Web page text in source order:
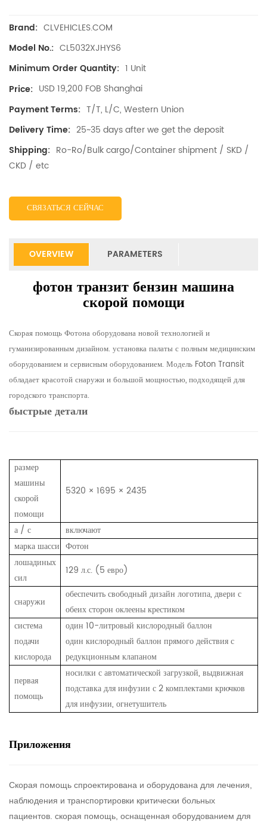
Brand: CLVEHICLES.COM
Model No.: CL5032XJHYS6
Minimum Order Quantity: 1 Unit
Price: USD 19,200 FOB Shanghai
Payment Terms: T/T, L/C, Western Union
Delivery Time: 25~35 days after we get the deposit
Shipping: Ro-Ro/Bulk cargo/Container shipment / SKD /
CKD / etc
СВЯЗАТЬСЯ СЕЙЧАС
OVERVIEW PARAMETERS
фотон транзит бензин машина
скорой помощи
Скорая помощь Фотона оборудована новой технологией и
гуманизированным дизайном. установка палаты с полным медицинским
оборудованием и сервисным оборудованием. Модель Foton Transit
обладает красотой снаружи и большой мощностью, подходящей для
городского транспорта.
быстрые детали
размер
машины
скорой
помощи
5320 × 1695 × 2435
а / с
включают
марка шасси Фотон
лошадиных
сил
129 л.с. (5 евро)
снаружи
обеспечить свободный дизайн логотипа, двери с
обеих сторон оклеены крестиком
система
подачи
кислорода
один 10-литровый кислородный баллон
один кислородный баллон прямого действия с
редукционным клапаном
первая
помощь
носилки с автоматической загрузкой, выдвижная
подставка для инфузии с 2 комплектами крючков
для инфузии, огнетушитель
Приложения
Скорая помощь спроектирована и оборудована для лечения,
наблюдения и транспортировки критически больных
пациентов. скорая помощь, оснащенная оборудованием для